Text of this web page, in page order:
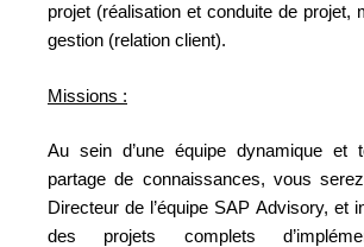
projet (réalisation et conduite de projet,
gestion (relation client).
Missions :
Au sein d’une équipe dynamique et
partage de connaissances, vous
Directeur de l’équipe SAP Advisory, et
des projets complets